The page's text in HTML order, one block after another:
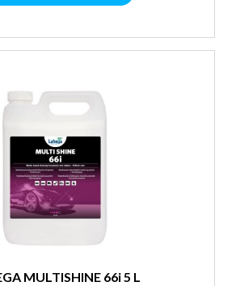
MULTISHINE 66i 5 L